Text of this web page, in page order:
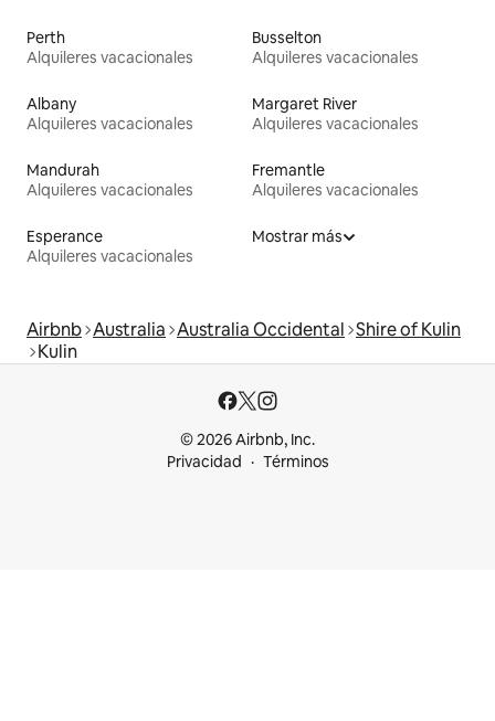
Perth
Alquileres vacacionales
Busselton
Alquileres vacacionales
Albany
Alquileres vacacionales
Margaret River
Alquileres vacacionales
Mandurah
Alquileres vacacionales
Fremantle
Alquileres vacacionales
Esperance
Alquileres vacacionales
Mostrar más
Airbnb Australia Australia Occidental Shire of Kulin
Kulin
© 2026 Airbnb, Inc.
Privacidad
Términos